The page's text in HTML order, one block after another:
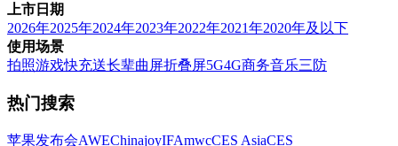
上市日期
2026年2025年2024年2023年2022年2021年2020年及以下
使用场景
拍照游戏快充送长辈曲屏折叠屏5G4G商务音乐三防
热门搜索
苹果发布会AWEChinajoyIFAmwcCES AsiaCES